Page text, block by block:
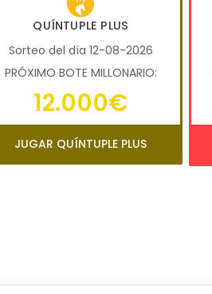
QUÍNTUPLE PLUS
Sorteo del día 12-08-2026
PRÓXIMO BOTE MILLONARIO:
12.000€
JUGAR QUÍNTUPLE PLUS